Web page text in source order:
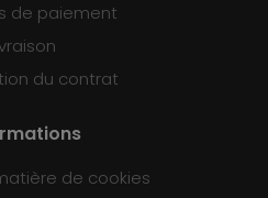
de paiement
du contrat
de cookies